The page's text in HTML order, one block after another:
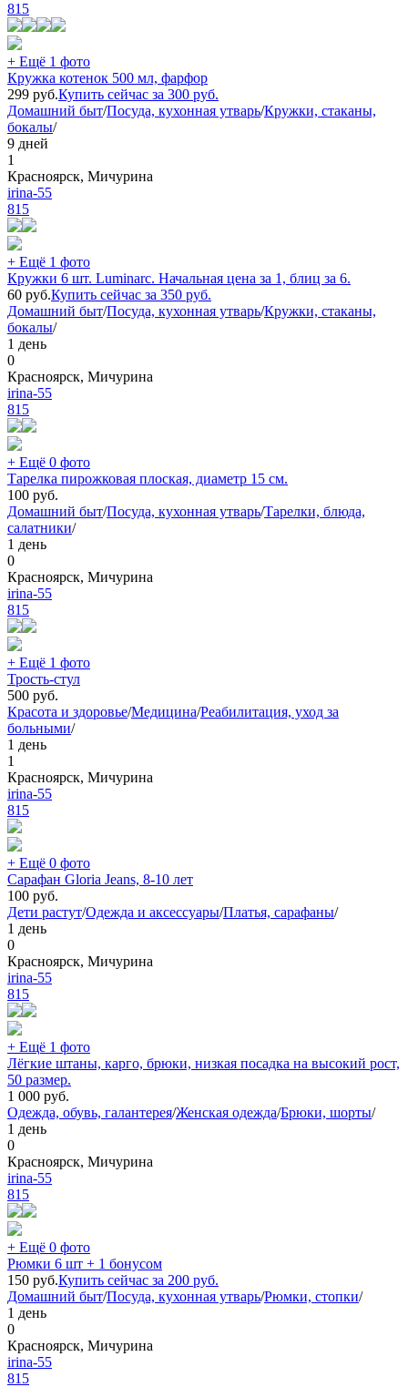
815
+ Ещё 1 фото
Кружка котенок 500 мл, фарфор
299 руб.Купить сейчас за 300 руб.
Домашний быт/Посуда, кухонная утварь/Кружки, стаканы,
бокалы/
9 дней
1
Красноярск, Мичурина
irina-55
815
+ Ещё 1 фото
Кружки 6 шт. Luminarc. Начальная цена за 1, блиц за 6.
60 руб.Купить сейчас за 350 руб.
Домашний быт/Посуда, кухонная утварь/Кружки, стаканы,
бокалы/
1 день
0
Красноярск, Мичурина
irina-55
815
+ Ещё 0 фото
Тарелка пирожковая плоская, диаметр 15 см.
100 руб.
Домашний быт/Посуда, кухонная утварь/Тарелки, блюда,
салатники/
1 день
0
Красноярск, Мичурина
irina-55
815
+ Ещё 1 фото
Трость-стул
500 руб.
Красота и здоровье/Медицина/Реабилитация, уход за
больными/
1 день
1
Красноярск, Мичурина
irina-55
815
+ Ещё 0 фото
Сарафан Gloria Jeans, 8-10 лет
100 руб.
Дети растут/Одежда и аксессуары/Платья, сарафаны/
1 день
0
Красноярск, Мичурина
irina-55
815
+ Ещё 1 фото
Лёгкие штаны, карго, брюки, низкая посадка на высокий рост,
50 размер.
1 000 руб.
Одежда, обувь, галантерея/Женская одежда/Брюки, шорты/
1 день
0
Красноярск, Мичурина
irina-55
815
+ Ещё 0 фото
Рюмки 6 шт + 1 бонусом
150 руб.Купить сейчас за 200 руб.
Домашний быт/Посуда, кухонная утварь/Рюмки, стопки/
1 день
0
Красноярск, Мичурина
irina-55
815